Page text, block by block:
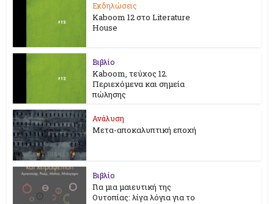
Εκδηλώσεις
Kaboom 12 στο Literature
House
Βιβλίο
Kaboom, τεύχος 12.
Περιεχόμενα και σημεία
πώλησης
Ανάλυση
Μετα-αποκαλυπτική εποχή
Βιβλίο
Για μια μαιευτική της
Ουτοπίας: λίγα λόγια για το